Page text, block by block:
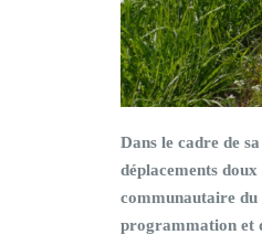
Dans le cadre de
déplacements
communautaire du
programmation et